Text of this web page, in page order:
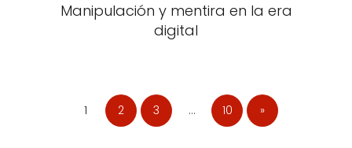
Manipulación y mentira en la era
digital
1 2 3 … 10 »